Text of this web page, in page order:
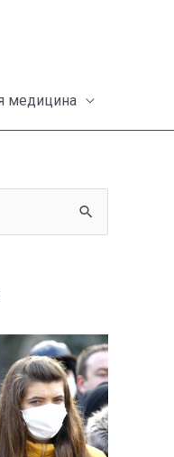
медицина